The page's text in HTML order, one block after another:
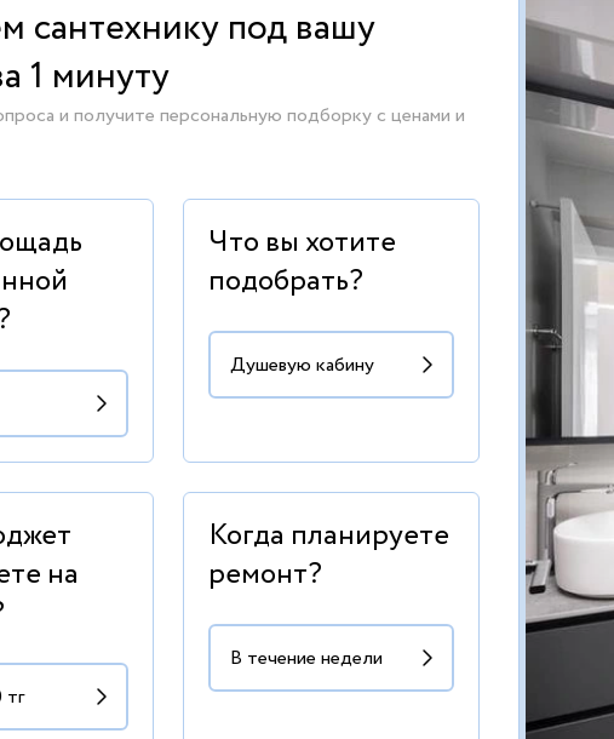
сантехнику под вашу
1 минуту
и получите персональную подборку с ценами и
Что вы хотите
подобрать?
на
Когда планируете
ремонт?